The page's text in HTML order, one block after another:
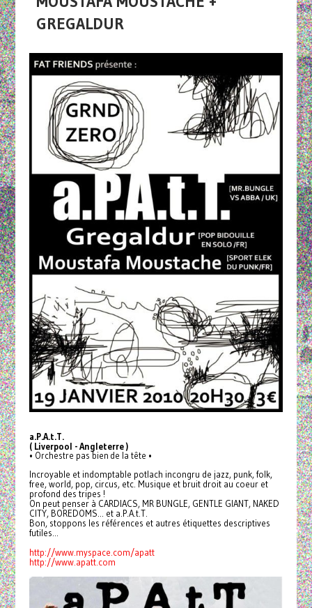
GREGALDUR
a.P.A.t.T.
( Liverpool - Angleterre )
• Orchestre pas bien de la tête •
Incroyable et indomptable potlach incongru de jazz, punk, folk,
free, world, pop, circus, etc. Musique et bruit droit au coeur et
profond des tripes !
On peut penser à CARDIACS, MR BUNGLE, GENTLE GIANT, NAKED
CITY, BOREDOMS... et a.P.A.t.T.
Bon, stoppons les références et autres étiquettes descriptives
futiles...
http://www.myspace.com/apatt
http://www.apatt.com